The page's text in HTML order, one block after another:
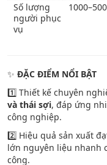
Số lượng
người phục
vụ
✨ ĐẶC ĐIỂM NỔI BẬT
1️⃣ Thiết kế chuyên
và thái sợi, đáp ứng
công nghiệp.
2️⃣ Hiệu quả sản xuất
lớn nguyên liệu nhanh
công.